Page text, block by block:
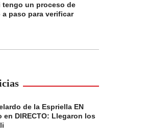
tengo un proceso de
a paso para verificar
de la Espriella EN
en DIRECTO: Llegaron los